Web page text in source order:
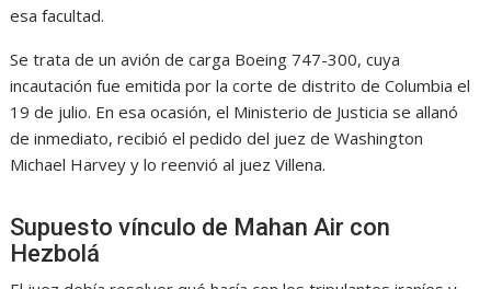
esa facultad.
Se trata de un avión de carga Boeing 747-300, cuya
incautación fue emitida por la corte de distrito de Columbia el
19 de julio. En esa ocasión, el Ministerio de Justicia se allanó
de inmediato, recibió el pedido del juez de Washington
Michael Harvey y lo reenvió al juez Villena.
Supuesto vínculo de Mahan Air con
Hezbolá